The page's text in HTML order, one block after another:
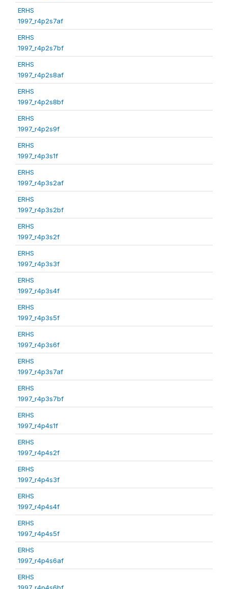
ERHS
1997_r4p2s7af
ERHS
1997_r4p2s7bf
ERHS
1997_r4p2s8af
ERHS
1997_r4p2s8bf
ERHS
1997_r4p2s9f
ERHS
1997_r4p3s1f
ERHS
1997_r4p3s2af
ERHS
1997_r4p3s2bf
ERHS
1997_r4p3s2f
ERHS
1997_r4p3s3f
ERHS
1997_r4p3s4f
ERHS
1997_r4p3s5f
ERHS
1997_r4p3s6f
ERHS
1997_r4p3s7af
ERHS
1997_r4p3s7bf
ERHS
1997_r4p4s1f
ERHS
1997_r4p4s2f
ERHS
1997_r4p4s3f
ERHS
1997_r4p4s4f
ERHS
1997_r4p4s5f
ERHS
1997_r4p4s6af
ERHS
1997_r4p4s6bf